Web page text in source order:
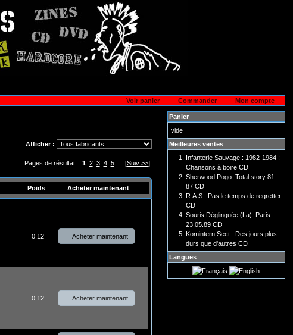
Voir panier Commander Mon compte
Afficher :
Pages de résultat : 1 2 3 4 5 [Suiv >>]
Poids Acheter maintenant
0.12 Acheter maintenant
0.12 Acheter maintenant
Panier
vide
Meilleures ventes
Infanterie Sauvage : 1982-1984 :
Chansons à boire CD
Sherwood Pogo: Total story 81-
87 CD
R.A.S. :Pas le temps de regretter
CD
Souris Déglinguée (La): Paris
23.05.89 CD
Komintern Sect : Des jours plus
durs que d'autres CD
Langues